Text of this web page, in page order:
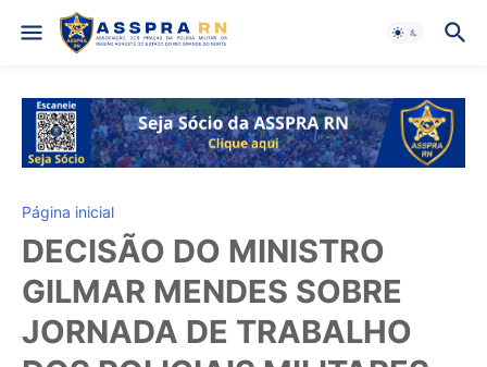
Página inicial
DECISÃO DO MINISTRO
GILMAR MENDES SOBRE
JORNADA DE TRABALHO